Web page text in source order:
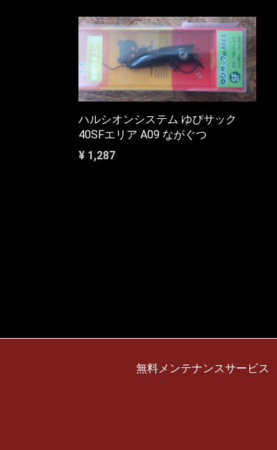
ハルシオンシステム ゆびサック
40SFエリア A09 ながぐつ
¥ 1,287
無料メンテナンスサービス